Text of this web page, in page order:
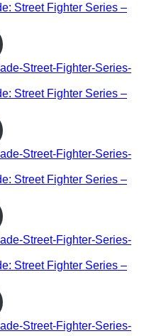
Street Fighter Series –
Street Fighter Series –
Street Fighter Series –
Street Fighter Series –